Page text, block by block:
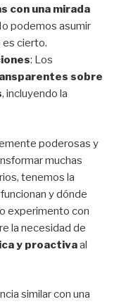
con una mirada
podemos asumir
es cierto.
: Los
sobre
, incluyendo la
poderosas y
muchas
tenemos la
y dónde
experimento con
la necesidad de
y proactivaal
similar con una